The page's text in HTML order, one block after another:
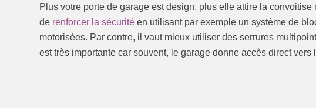
Plus votre porte de garage est design, plus elle attire la
de renforcer la sécurité en utilisant par exemple un système de
motorisées. Par contre, il vaut mieux utiliser des serrures
est très importante car souvent, le garage donne accès direct vers